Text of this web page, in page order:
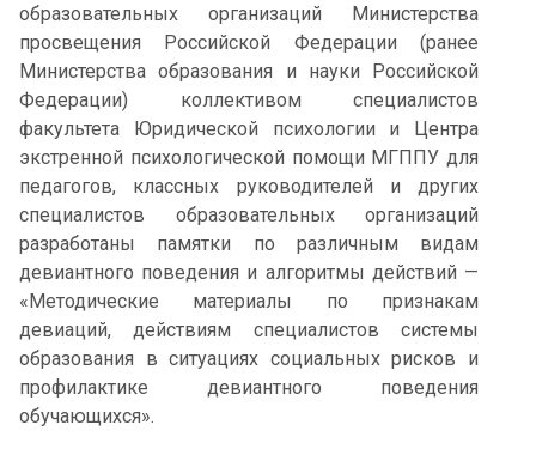
образовательных организаций Министерства
просвещения Российской Федерации (ранее
Министерства образования и науки Российской
Федерации) коллективом специалистов
факультета Юридической психологии и Центра
экстренной психологической помощи МГППУ для
педагогов, классных руководителей и других
специалистов образовательных организаций
разработаны памятки по различным видам
девиантного поведения и алгоритмы действий —
«Методические материалы по признакам
девиаций, действиям специалистов системы
образования в ситуациях социальных рисков и
профилактике девиантного поведения
обучающихся».